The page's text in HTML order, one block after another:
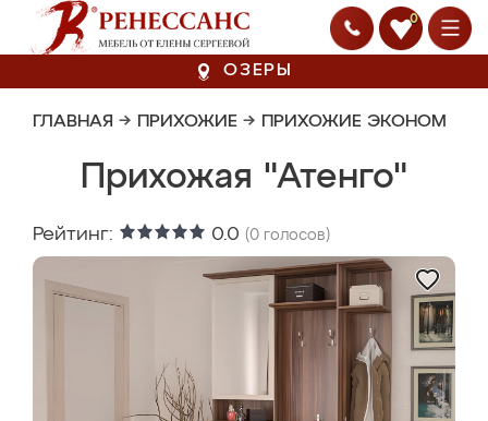
0
ОЗЕРЫ
ГЛАВНАЯ → ПРИХОЖИЕ → ПРИХОЖИЕ ЭКОНОМ
Прихожая "Атенго"
Рейтинг: 0.0 (0 голосов)